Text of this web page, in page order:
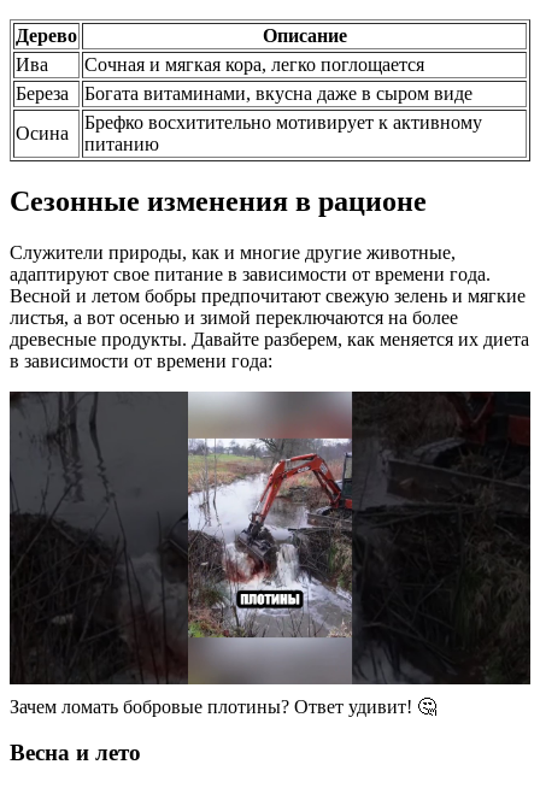
Дерево
Описание
Ива
Сочная и мягкая кора, легко поглощается
Береза
Богата витаминами, вкусна даже в сыром виде
Осина
Брефко восхитительно мотивирует к активному
питанию
Сезонные изменения в рационе
Служители природы, как и многие другие животные,
адаптируют свое питание в зависимости от времени года.
Весной и летом бобры предпочитают свежую зелень и мягкие
листья, а вот осенью и зимой переключаются на более
древесные продукты. Давайте разберем, как меняется их диета
в зависимости от времени года:
Зачем ломать бобровые плотины? Ответ удивит! 🤔
Весна и лето